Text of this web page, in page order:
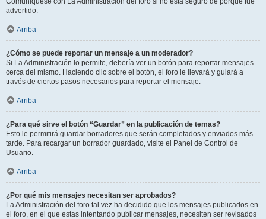
advertido.
Arriba
¿Cómo se puede reportar un mensaje a un moderador?
Si La Administración lo permite, debería ver un botón para reportar mensajes
cerca del mismo. Haciendo clic sobre el botón, el foro le llevará y guiará a
través de ciertos pasos necesarios para reportar el mensaje.
Arriba
¿Para qué sirve el botón “Guardar” en la publicación de temas?
Esto le permitirá guardar borradores que serán completados y enviados más
tarde. Para recargar un borrador guardado, visite el Panel de Control de
Usuario.
Arriba
¿Por qué mis mensajes necesitan ser aprobados?
La Administración del foro tal vez ha decidido que los mensajes publicados en
el foro, en el que estas intentando publicar mensajes, necesiten ser revisados